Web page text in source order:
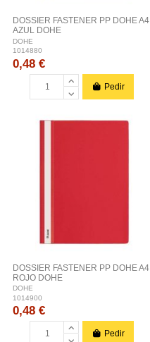
DOSSIER FASTENER PP DOHE A4
AZUL DOHE
DOHE
1014880
0,48 €
Pedir
DOSSIER FASTENER PP DOHE A4
ROJO DOHE
DOHE
1014900
0,48 €
Pedir